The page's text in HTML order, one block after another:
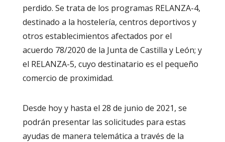
perdido. Se trata de los programas RELANZA-4,
destinado a la hostelería, centros deportivos y
otros establecimientos afectados por el
acuerdo 78/2020 de la Junta de Castilla y León; y
el RELANZA-5, cuyo destinatario es el pequeño
comercio de proximidad.
Desde hoy y hasta el 28 de junio de 2021, se
podrán presentar las solicitudes para estas
ayudas de manera telemática a través de la